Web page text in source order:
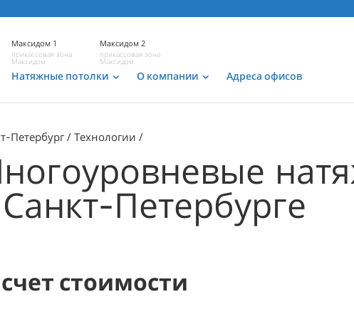
Максидом 1
прикассовая зона
Максидом
Максидом 2
прикассовая зона
Максидом
Натяжные потолки О компании Адреса офисов
Петербург Технологии
Петербурге
стоимости